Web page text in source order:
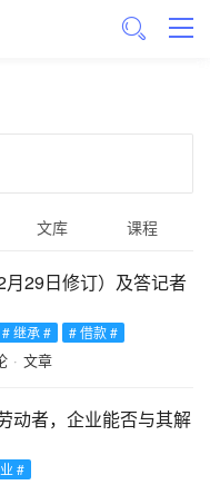
文库 课程
29日修订）及答记者
# 继承 # # 借款 #
· 文章
动者，企业能否与其解
#